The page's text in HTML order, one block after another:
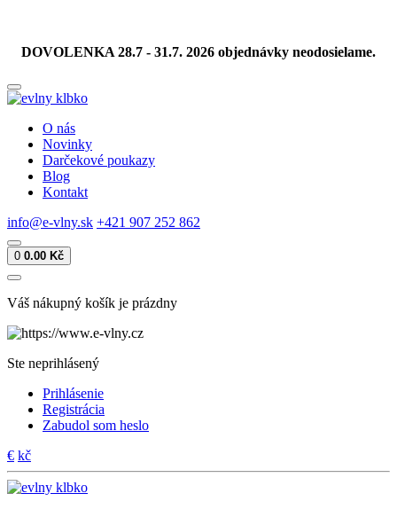
DOVOLENKA 28.7 - 31.7. 2026 objednávky neodosielame.
O nás
Novinky
Darčekové poukazy
Blog
Kontakt
info@e-vlny.sk +421 907 252 862
0 0.00 Kč
Váš nákupný košík je prázdny
Ste neprihlásený
Prihlásenie
Registrácia
Zabudol som heslo
€ kč